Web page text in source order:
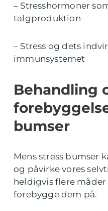
– Stresshormoner
talgproduktion
– Stress og dets
immunsystemet
Behandling
bumser
Mens stress bumser
og påvirke vores
heldigvis flere
forebygge dem på.